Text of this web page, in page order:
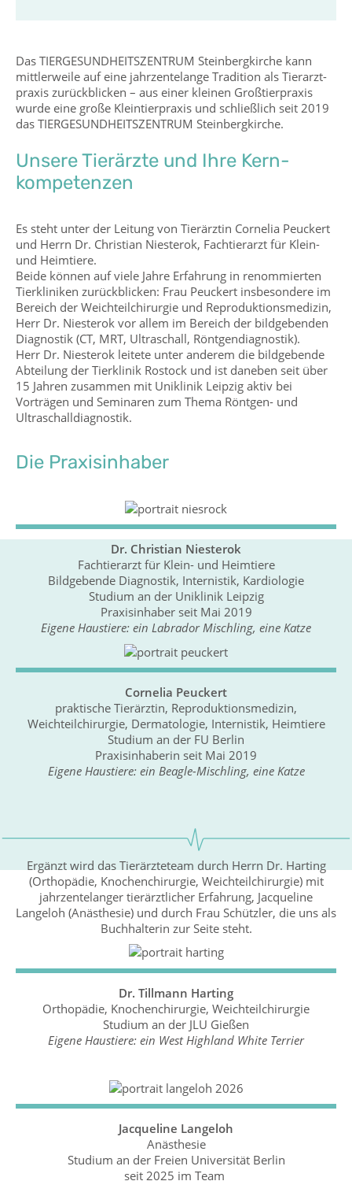
Das TIERGESUNDHEITS­ZENTRUM Steinberg­kirche kann
mittlerweile auf eine jahrzentelange Tradition als Tierarzt­
praxis zurückblicken – aus einer kleinen Großtier­praxis
wurde eine große Kleintier­praxis und schließlich seit 2019
das TIERGESUNDHEITS­ZENTRUM Steinberg­kirche.
Unsere Tierärzte und Ihre Kern­
kompetenzen
Es steht unter der Leitung von Tier­ärztin Cornelia Peuckert
und Herrn Dr. Christian Niesterok, Fachtierarzt für Klein-
und Heimtiere.
Beide können auf viele Jahre Erfahrung in renommierten
Tier­kliniken zurück­blicken: Frau Peuckert ins­besondere im
Bereich der Weichteil­chirurgie und Reproduktions­medizin,
Herr Dr. Niesterok vor allem im Bereich der bild­gebenden
Diagnostik (CT, MRT, Ultra­schall, Röntgen­diagnostik).
Herr Dr. Niesterok leitete unter anderem die bildgebende
Abteilung der Tier­klinik Rostock und ist daneben seit über
15 Jahren zusammen mit Uni­klinik Leipzig aktiv bei
Vorträgen und Seminaren zum Thema Röntgen- und
Ultraschall­diagnostik.
Dr. Christian Niesterok
Fachtierarzt für Klein- und Heimtiere
Bildgebende Diagnostik, Internistik, Kardiologie
Studium an der Uniklinik Leipzig
Praxisinhaber seit Mai 2019
Eigene Haustiere: ein Labrador Mischling, eine Katze
Cornelia Peuckert
praktische Tierärztin, Reproduktionsmedizin,
Weichteilchirurgie, Dermatologie, Internistik, Heimtiere
Studium an der FU Berlin
Praxisinhaberin seit Mai 2019
Eigene Haustiere: ein Beagle-Mischling, eine Katze
Die Praxisinhaber
Ergänzt wird das Tierärzteteam durch Herrn Dr. Harting
(Orthopädie, Knochenchirurgie, Weichteilchirurgie) mit
jahrzentelanger tierärztlicher Erfahrung, Jacqueline
Langeloh (Anästhesie) und durch Frau Schützler, die uns als
Buchhalterin zur Seite steht.
Dr. Tillmann Harting
Orthopädie, Knochenchirurgie, Weichteilchirurgie
Studium an der JLU Gießen
Eigene Haustiere: ein West Highland White Terrier
Jacqueline Langeloh
Anästhesie
Studium an der Freien Universität Berlin
seit 2025 im Team